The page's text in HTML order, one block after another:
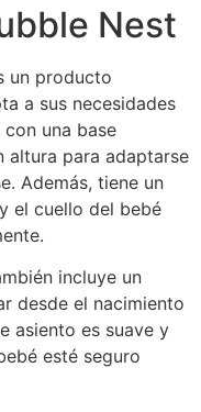
Nest
un producto
a sus necesidades
una base
altura para adaptarse
Además, tiene un
el cuello del bebé
incluye un
desde el nacimiento
asiento es suave y
esté seguro